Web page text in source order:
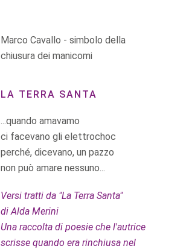
Marco Cavallo - simbolo della
chiusura dei manicomi
LA TERRA SANTA
...quando amavamo
ci facevano gli elettrochoc
perché, dicevano, un pazzo
non può amare nessuno...
Versi tratti da "La Terra Santa"
di Alda Merini
Una raccolta di poesie che l'autrice
scrisse quando era rinchiusa nel